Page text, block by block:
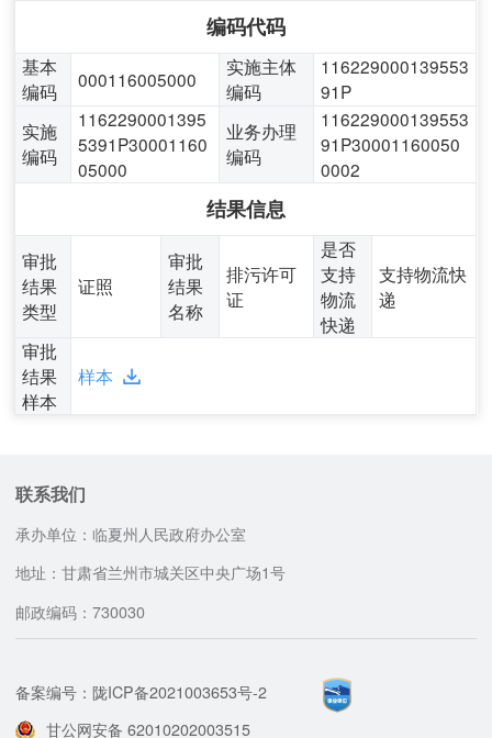
编码代码
基本
编码
000116005000
实施主体
编码
116229000139553
91P
实施
编码
1162290001395
5391P30001160
05000
业务办理
编码
116229000139553
91P30001160050
0002
结果信息
审批
结果
类型
证照
审批
结果
名称
排污许可
证
是否
支持
物流
快递
支持物流快
递
审批
结果
样本
样本
联系我们
承办单位：临夏州人民政府办公室
地址：甘肃省兰州市城关区中央广场1号
邮政编码：730030
备案编号：陇ICP备2021003653号-2
甘公网安备 62010202003515